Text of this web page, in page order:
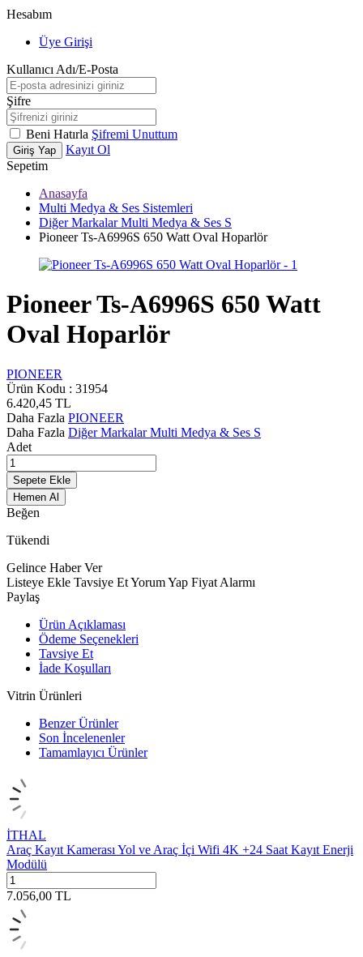
Hesabım
Üye Girişi
Kullanıcı Adı/E-Posta
Şifre
Beni Hatırla Şifremi Unuttum
Giriş Yap
Kayıt Ol
Sepetim
Anasayfa
Multi Medya & Ses Sistemleri
Diğer Markalar Multi Medya & Ses S
Pioneer Ts-A6996S 650 Watt Oval Hoparlör
Pioneer Ts-A6996S 650 Watt
Oval Hoparlör
PIONEER
Ürün Kodu : 31954
6.420,45 TL
Daha Fazla PIONEER
Daha Fazla Diğer Markalar Multi Medya & Ses S
Adet
Sepete Ekle
Hemen Al
Beğen
Tükendi
Gelince Haber Ver
Listeye Ekle Tavsiye EtYorum Yap Fiyat Alarmı
Paylaş
Ürün Açıklaması
Ödeme Seçenekleri
Tavsiye Et
İade Koşulları
Vitrin Ürünleri
Benzer Ürünler
Son İncelenenler
Tamamlayıcı Ürünler
İTHAL
Araç Kayıt Kamerası Yol ve Araç İçi Wifi 4K +24 Saat Kayıt Enerji
Modülü
7.056,00 TL